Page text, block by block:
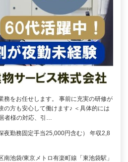
務をお任せします。 事前に充実の研修が
の方も安心して働けます♪ ＜具体的には
者様の対応、引…
夜勤務固定手当25,000円含む） 年収2,8
南池袋/東京メトロ有楽町線「東池袋駅」